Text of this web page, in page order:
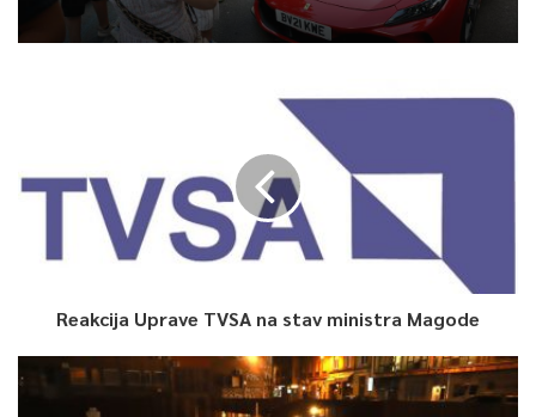
0
Reakcija Uprave TVSA na stav ministra Magode